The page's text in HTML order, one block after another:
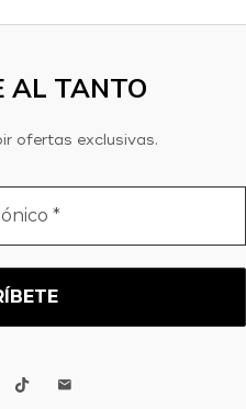
AL TANTO
ofertas exclusivas.
de